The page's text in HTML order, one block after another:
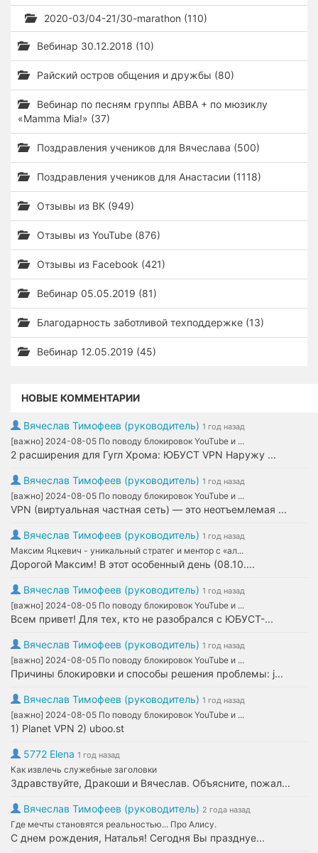
2020-03/04-21/30-marathon (110)
Вебинар 30.12.2018 (10)
Райский остров общения и дружбы (80)
Вебинар по песням группы ABBA + по мюзиклу
«Mamma Mia!» (37)
Поздравления учеников для Вячеслава (500)
Поздравления учеников для Анастасии (1118)
Отзывы из ВК (949)
Отзывы из YouTube (876)
Отзывы из Facebook (421)
Вебинар 05.05.2019 (81)
Благодарность заботливой техподдержке (13)
Вебинар 12.05.2019 (45)
НОВЫЕ КОММЕНТАРИИ
Вячеслав Тимофеев (руководитель) 1 год назад
[важно] 2024-08-05 По поводу блокировок YouTube и ...
2 расширения для Гугл Хрома: ЮБУСТ VPN Наружу ...
Вячеслав Тимофеев (руководитель) 1 год назад
[важно] 2024-08-05 По поводу блокировок YouTube и ...
VPN (виртуальная частная сеть) — это неотъемлемая ...
Вячеслав Тимофеев (руководитель) 1 год назад
Максим Яцкевич - уникальный стратег и ментор с «ал...
Дорогой Максим! В этот особенный день (08.10....
Вячеслав Тимофеев (руководитель) 1 год назад
[важно] 2024-08-05 По поводу блокировок YouTube и ...
Всем привет! Для тех, кто не разобрался с ЮБУСТ-...
Вячеслав Тимофеев (руководитель) 1 год назад
[важно] 2024-08-05 По поводу блокировок YouTube и ...
Причины блокировки и способы решения проблемы: j...
Вячеслав Тимофеев (руководитель) 1 год назад
[важно] 2024-08-05 По поводу блокировок YouTube и ...
1) Planet VPN 2) uboo.st
5772 Elena 1 год назад
Как извлечь служебные заголовки
Здравствуйте, Дракоши и Вячеслав. Объясните, пожал...
Вячеслав Тимофеев (руководитель) 2 года назад
Где мечты становятся реальностью... Про Алису.
С днем рождения, Наталья! Сегодня Вы празднуе...